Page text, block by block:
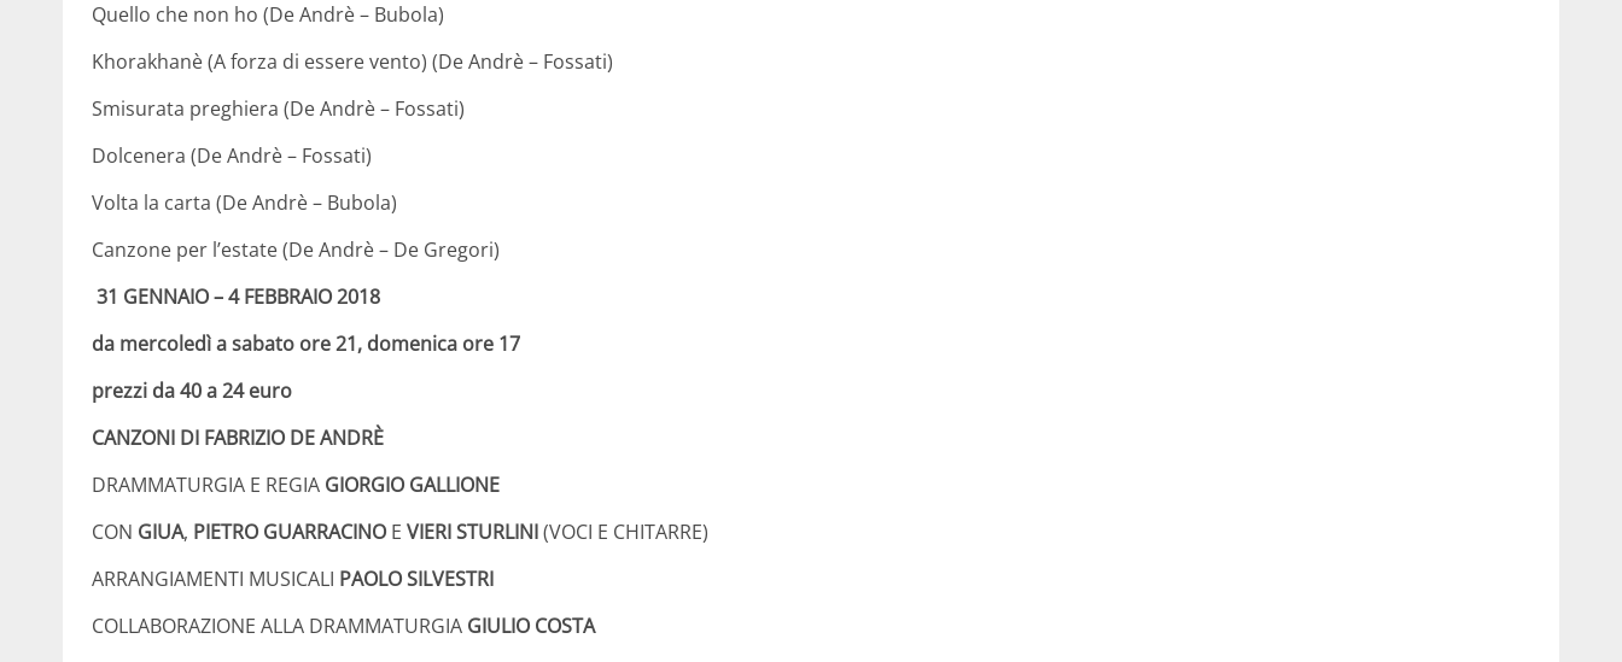
Quello che non ho (De Andrè – Bubola)
Khorakhanè (A forza di essere vento) (De Andrè – Fossati)
Smisurata preghiera (De Andrè – Fossati)
Dolcenera (De Andrè – Fossati)
Volta la carta (De Andrè – Bubola)
Canzone per l’estate (De Andrè – De Gregori)
31 GENNAIO – 4 FEBBRAIO 2018
da mercoledì a sabato ore 21, domenica ore 17
prezzi da 40 a 24 euro
CANZONI DI FABRIZIO DE ANDRÈ
DRAMMATURGIA E REGIA GIORGIO GALLIONE
CON GIUA, PIETRO GUARRACINO E VIERI STURLINI(VOCI E CHITARRE)
ARRANGIAMENTI MUSICALI PAOLO SILVESTRI
COLLABORAZIONE ALLA DRAMMATURGIA GIULIO COSTA